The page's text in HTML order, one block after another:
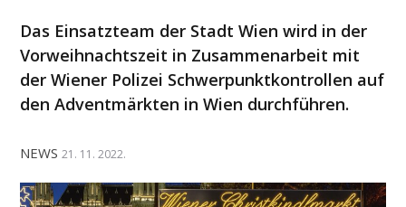
Das Einsatzteam der Stadt Wien wird in der
Vorweihnachtszeit in Zusammenarbeit mit
der Wiener Polizei Schwerpunktkontrollen auf
den Adventmärkten in Wien durchführen.
NEWS 21. 11. 2022.